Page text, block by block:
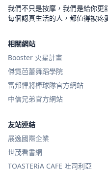
我們不只是按摩，我們是給你更
每個認真生活的人，都值得被疼
相關網站
Booster 火星計畫
傑霓芭蕾舞蹈學院
富邦悍將棒球隊官方網站
中信兄弟官方網站
友站連結
展逸國際企業
世茂看書網
TOASTERiA CAFE 吐司利亞